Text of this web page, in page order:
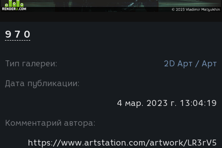
9 7 0
Тип галереи: 2D Арт / Арт
Дата публикации:
4 мар. 2023 г. 13:04:19
Комментарий автора:
https://www.artstation.com/artwork/LR3rV5